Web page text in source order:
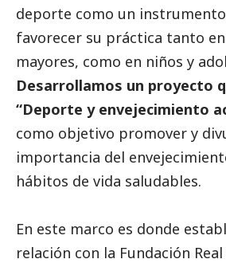
deporte como un instrumento
favorecer su práctica tanto
mayores, como en niños y
Desarrollamos un proyecto
“Deporte y envejecimiento
como objetivo promover y
importancia del
hábitos de vida saludables.
En este marco es donde
relación con la Fundación